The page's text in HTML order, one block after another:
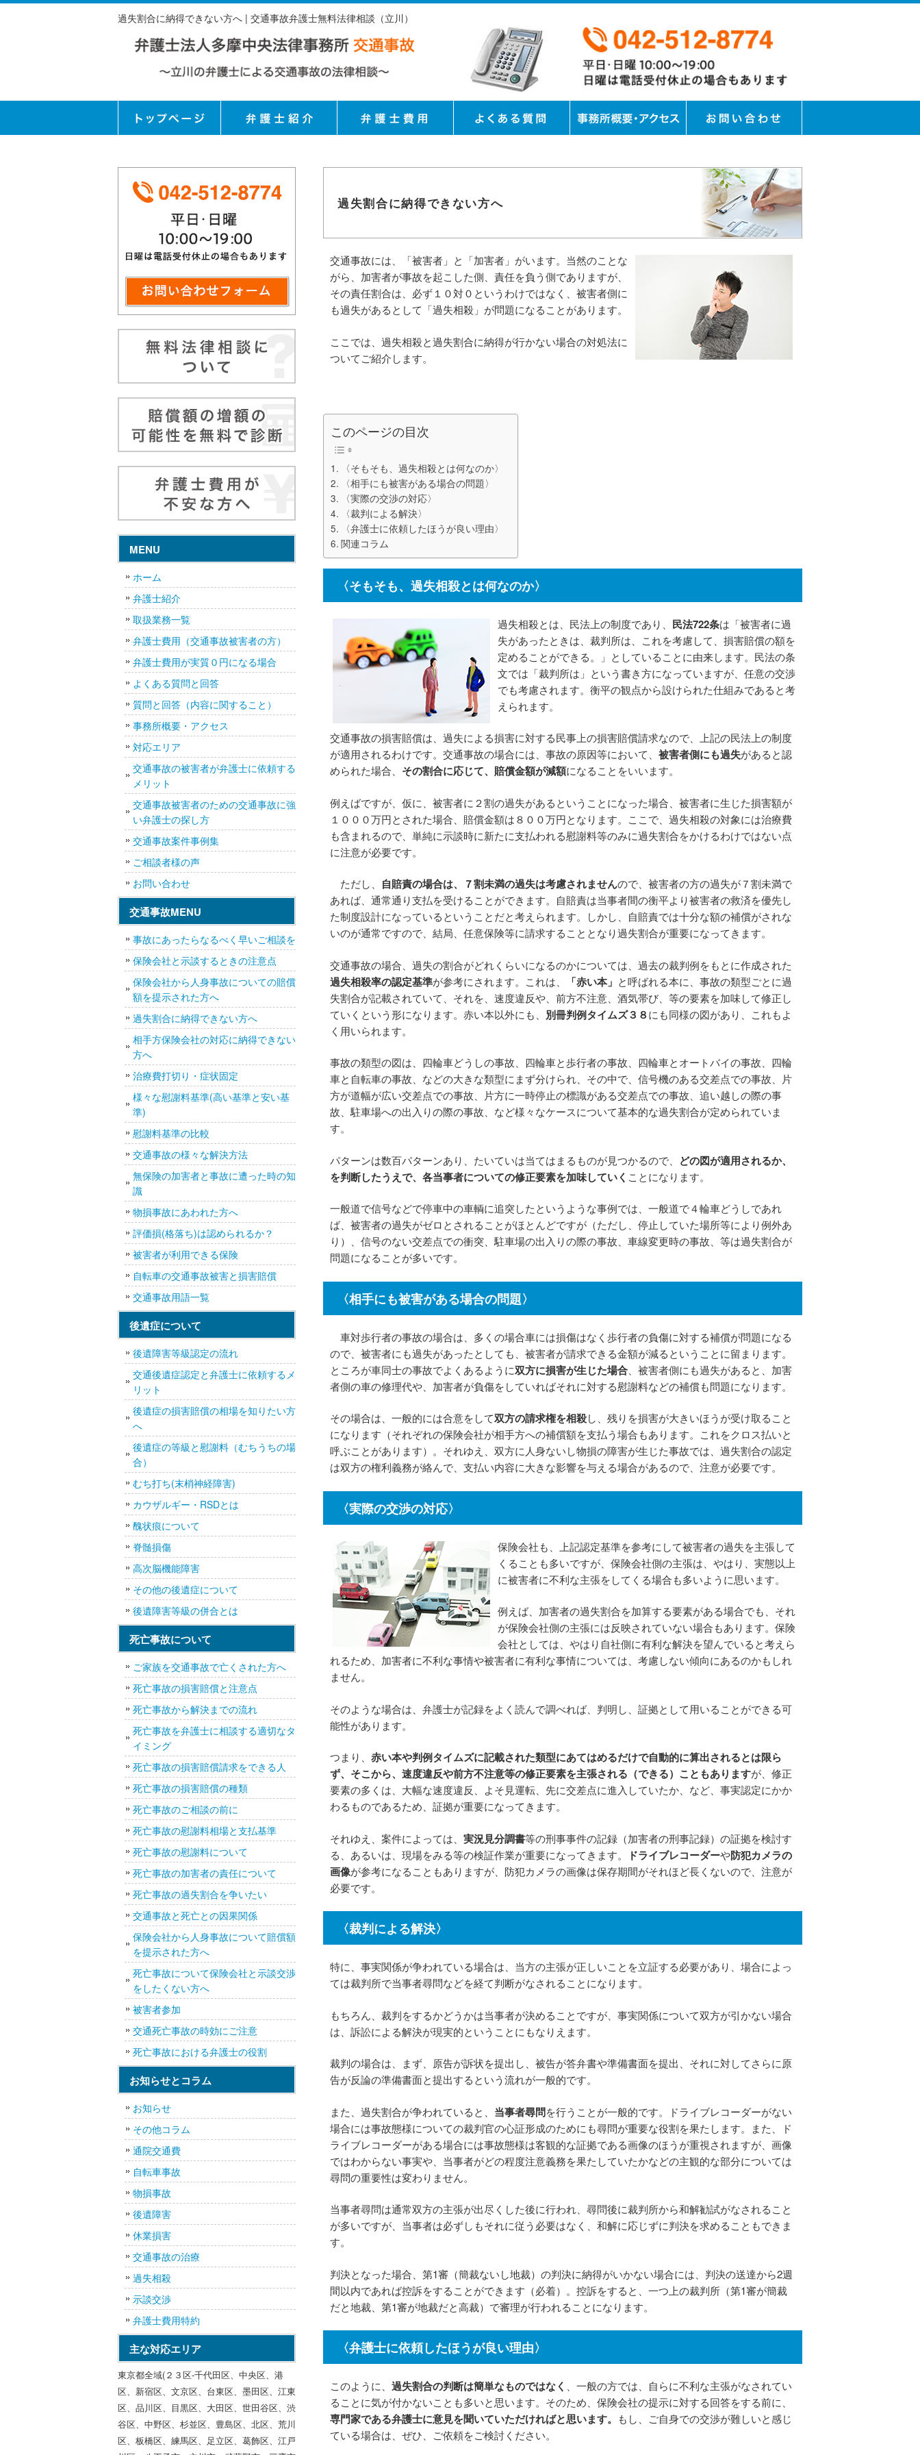
過失割合に納得できない方へ | 交通事故弁護士無料法律相談（立川）
過失割合に納得できない方へ
交通事故には、「被害者」と「加害者」がいます。当然のことな
がら、加害者が事故を起こした側、責任を負う側でありますが、
その責任割合は、必ず１０対０というわけではなく、被害者側に
も過失があるとして「過失相殺」が問題になることがあります。
ここでは、過失相殺と過失割合に納得が行かない場合の対処法に
ついてご紹介します。
このページの目次
〈そもそも、過失相殺とは何なのか〉
〈相手にも被害がある場合の問題〉
〈実際の交渉の対応〉
〈裁判による解決〉
〈弁護士に依頼したほうが良い理由〉
関連コラム
〈そもそも、過失相殺とは何なのか〉
過失相殺とは、民法上の制度であり、 民法722条は「被害者に過
失があったときは、裁判所は、これを考慮して、損害賠償の額を
定めることができる。」としていることに由来します。民法の条
文では「裁判所は」という書き方になっていますが、任意の交渉
でも考慮されます。衡平の観点から設けられた仕組みであると考
えられます。
交通事故の損害賠償は、過失による損害に対する民事上の損害賠償請求なので、上記の民法上の制度
が適用されるわけです。交通事故の場合には、事故の原因等において、 被害者側にも過失があると認
められた場合、 その割合に応じて、賠償金額が減額になることをいいます。
例えばですが、仮に、被害者に２割の過失があるということになった場合、被害者に生じた損害額が
１０００万円とされた場合、賠償金額は８００万円となります。ここで、過失相殺の対象には治療費
も含まれるので、単純に示談時に新たに支払われる慰謝料等のみに過失割合をかけるわけではない点
に注意が必要です。
ただし、 自賠責の場合は、７割未満の過失は考慮されませんので、被害者の方の過失が７割未満で
あれば、通常通り支払を受けることができます。自賠責は当事者間の衡平より被害者の救済を優先し
た制度設計になっているということだと考えられます。しかし、自賠責では十分な額の補償がされな
いのが通常ですので、結局、任意保険等に請求することとなり過失割合が重要になってきます。
交通事故の場合、過失の割合がどれくらいになるのかについては、過去の裁判例をもとに作成された
過失相殺率の認定基準が参考にされます。これは、 「赤い本」 と呼ばれる本に、事故の類型ごとに過
失割合が記載されていて、それを、速度違反や、前方不注意、酒気帯び、等の要素を加味して修正し
ていくという形になります。赤い本以外にも、 別冊判例タイムズ３８にも同様の図があり、これもよ
く用いられます。
事故の類型の図は、四輪車どうしの事故、四輪車と歩行者の事故、四輪車とオートバイの事故、四輪
車と自転車の事故、などの大きな類型にまず分けられ、その中で、信号機のある交差点での事故、片
方が道幅が広い交差点での事故、片方に一時停止の標識がある交差点での事故、追い越しの際の事
故、駐車場への出入りの際の事故、など様々なケースについて基本的な過失割合が定められていま
す。
パターンは数百パターンあり、たいていは当てはまるものが見つかるので、 どの図が適用されるか、
を判断したうえで、各当事者についての修正要素を加味していく ことになります。
一般道で信号などで停車中の車輌に追突したというような事例では、一般道で４輪車どうしであれ
ば、被害者の過失がゼロとされることがほとんどですが（ただし、停止していた場所等により例外あ
り）、信号のない交差点での衝突、駐車場の出入りの際の事故、車線変更時の事故、等は過失割合が
問題になることが多いです。
〈相手にも被害がある場合の問題〉
車対歩行者の事故の場合は、多くの場合車には損傷はなく歩行者の負傷に対する補償が問題になる
ので、被害者にも過失があったとしても、被害者が請求できる金額が減るということに留まります。
ところが車同士の事故でよくあるように双方に損害が生じた場合 、被害者側にも過失があると、加害
者側の車の修理代や、加害者が負傷をしていればそれに対する慰謝料などの補償も問題になります。
その場合は、一般的には合意をして双方の請求権を相殺し、残りを損害が大きいほうが受け取ること
になります（それぞれの保険会社が相手方への補償額を支払う場合もあります。これをクロス払いと
呼ぶことがあります）。それゆえ、双方に人身ないし物損の障害が生じた事故では、過失割合の認定
は双方の権利義務が絡んで、支払い内容に大きな影響を与える場合があるので、注意が必要です。
〈実際の交渉の対応〉
保険会社も、上記認定基準を参考にして被害者の過失を主張して
くることも多いですが、保険会社側の主張は、やはり、実態以上
に被害者に不利な主張をしてくる場合も多いように思います。
例えば、加害者の過失割合を加算する要素がある場合でも、それ
が保険会社側の主張には反映されていない場合もあります。保険
会社としては、やはり自社側に有利な解決を望んでいると考えら
れるため、加害者に不利な事情や被害者に有利な事情については、考慮しない傾向にあるのかもしれ
ません。
そのような場合は、弁護士が記録をよく読んで調べれば、判明し、証拠として用いることができる可
能性があります。
つまり、 赤い本や判例タイムズに記載された類型にあてはめるだけで自動的に算出されるとは限ら
ず、そこから、速度違反や前方不注意等の修正要素を主張される（できる）こともありますが、修正
要素の多くは、大幅な速度違反、よそ見運転、先に交差点に進入していたか、など、事実認定にかか
わるものであるため、証拠が重要になってきます。
それゆえ、案件によっては、 実況見分調書等の刑事事件の記録（加害者の刑事記録）の証拠を検討す
る、あるいは、現場をみる等の検証作業が重要になってきます。
ドライブレコーダーや防犯カメラの
画像が参考になることもありますが、防犯カメラの画像は保存期間がそれほど長くないので、注意が
必要です。
〈裁判による解決〉
特に、事実関係が争われている場合は、当方の主張が正しいことを立証する必要があり、場合によっ
ては裁判所で当事者尋問などを経て判断がなされることになります。
もちろん、裁判をするかどうかは当事者が決めることですが、事実関係について双方が引かない場合
は、訴訟による解決が現実的ということにもなりえます。
裁判の場合は、まず、原告が訴状を提出し、被告が答弁書や準備書面を提出、それに対してさらに原
告が反論の準備書面と提出するという流れが一般的です。
また、過失割合が争われていると、 当事者尋問を行うことが一般的です。ドライブレコーダーがない
場合には事故態様についての裁判官の心証形成のためにも尋問が重要な役割を果たします。また、ド
ライブレコーダーがある場合には事故態様は客観的な証拠である画像のほうが重視されますが、画像
ではわからない事実や、当事者がどの程度注意義務を果たしていたかなどの主観的な部分については
尋問の重要性は変わりません。
当事者尋問は通常双方の主張が出尽くした後に行われ、尋問後に裁判所から和解勧試がなされること
が多いですが、当事者は必ずしもそれに従う必要はなく、和解に応じずに判決を求めることもできま
す。
判決となった場合、第1審（簡裁ないし地裁）の判決に納得がいかない場合には、判決の送達から2週
間以内であれば控訴をすることができます（必着）。控訴をすると、一つ上の裁判所（第1審が簡裁
だと地裁、第1審が地裁だと高裁）で審理が行われることになります。
〈弁護士に依頼したほうが良い理由〉
このように、 過失割合の判断は簡単なものではなく
、一般の方では、自らに不利な主張がなされてい
ることに気が付かないことも多いと思います。そのため、保険会社の提示に対する回答をする前に、
専門家である弁護士に意見を聞いていただければと思います。 もし、ご自身での交渉が難しいと感じ
ている場合は、ぜひ、ご依頼をご検討ください。
MENU
ホーム
弁護士紹介
取扱業務一覧
弁護士費用（交通事故被害者の方）
弁護士費用が実質０円になる場合
よくある質問と回答
質問と回答（内容に関すること）
事務所概要・アクセス
対応エリア
交通事故の被害者が弁護士に依頼する
メリット
交通事故被害者のための交通事故に強
い弁護士の探し方
交通事故案件事例集
ご相談者様の声
お問い合わせ
交通事故MENU
事故にあったらなるべく早いご相談を
保険会社と示談するときの注意点
保険会社から人身事故についての賠償
額を提示された方へ
過失割合に納得できない方へ
相手方保険会社の対応に納得できない
方へ
治療費打切り・症状固定
様々な慰謝料基準(高い基準と安い基
準)
慰謝料基準の比較
交通事故の様々な解決方法
無保険の加害者と事故に遭った時の知
識
物損事故にあわれた方へ
評価損(格落ち)は認められるか？
被害者が利用できる保険
自転車の交通事故被害と損害賠償
交通事故用語一覧
後遺症について
後遺障害等級認定の流れ
交通後遺症認定と弁護士に依頼するメ
リット
後遺症の損害賠償の相場を知りたい方
へ
後遺症の等級と慰謝料（むちうちの場
合）
むち打ち(末梢神経障害)
カウザルギー・RSDとは
醜状痕について
脊髄損傷
高次脳機能障害
その他の後遺症について
後遺障害等級の併合とは
死亡事故について
ご家族を交通事故で亡くされた方へ
死亡事故の損害賠償と注意点
死亡事故から解決までの流れ
死亡事故を弁護士に相談する適切なタ
イミング
死亡事故の損害賠償請求をできる人
死亡事故の損害賠償の種類
死亡事故のご相談の前に
死亡事故の慰謝料相場と支払基準
死亡事故の慰謝料について
死亡事故の加害者の責任について
死亡事故の過失割合を争いたい
交通事故と死亡との因果関係
保険会社から人身事故について賠償額
を提示された方へ
死亡事故について保険会社と示談交渉
をしたくない方へ
被害者参加
交通死亡事故の時効にご注意
死亡事故における弁護士の役割
お知らせとコラム
お知らせ
その他コラム
通院交通費
自転車事故
物損事故
後遺障害
休業損害
交通事故の治療
過失相殺
示談交渉
弁護士費用特約
主な対応エリア
東京都全域(２３区-千代田区、中央区、港
区、新宿区、文京区、台東区、墨田区、江東
区、品川区、目黒区、大田区、世田谷区、渋
谷区、中野区、杉並区、豊島区、北区、荒川
区、板橋区、練馬区、足立区、葛飾区、江戸